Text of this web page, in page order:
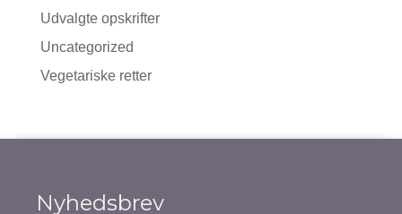
Udvalgte opskrifter
Uncategorized
Vegetariske retter
Nyhedsbrev